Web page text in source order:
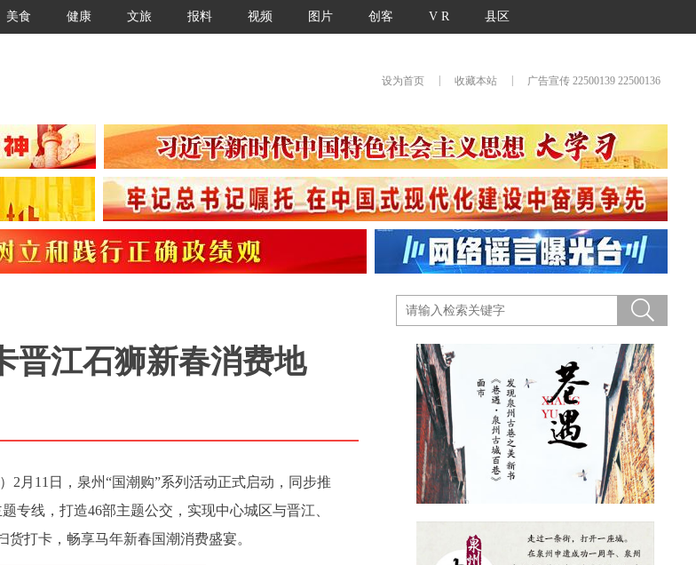
美食 健康 文旅 报料 视频 图片 创客 V R 县区
设为首页 收藏本站 广告宣传 22500139 22500136
晋江石狮新春消费地
2月11日，泉州“国潮购”系列活动正式启动，同步推
专线，打造46部主题公交，实现中心城区与晋江、
打卡，畅享马年新春国潮消费盛宴。